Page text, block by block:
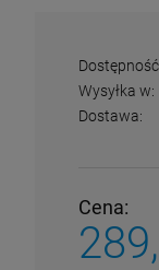
Wysyłka w:
Dostawa:
Cena nie
Cena: